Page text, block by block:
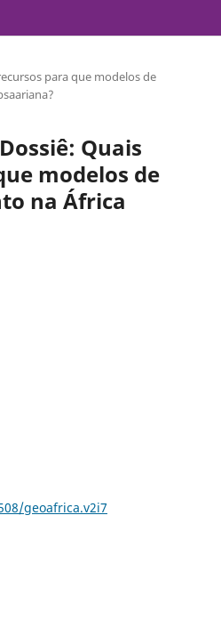
para que modelos de
Quais
modelos de
na África
geoafrica.v2i7